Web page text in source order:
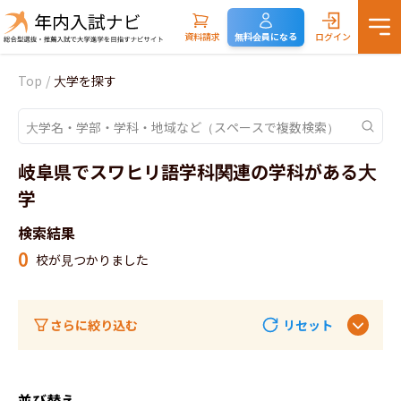
資料請求 無料会員になる ログイン
Top / 大学を探す
岐阜県でスワヒリ語学科関連の学科がある大
学
検索結果
0 校が見つかりました
さらに絞り込む リセット